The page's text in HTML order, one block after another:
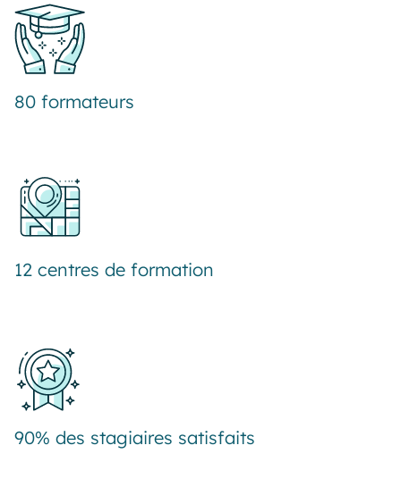
80 formateurs
12 centres de formation
90% des stagiaires satisfaits